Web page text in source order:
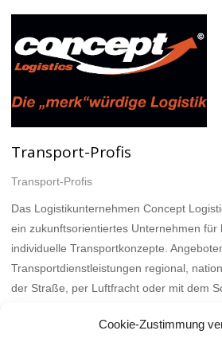
Cookie-Zustimmung
Transport-Profis
Transport-Profis
Das Logistikunternehmen Concept
ein zukunftsorientiertes Unternehmen für
individuelle Transportkonzepte.
Transportdienstleistungen regional,
der Straße, per Luftfracht oder mit dem